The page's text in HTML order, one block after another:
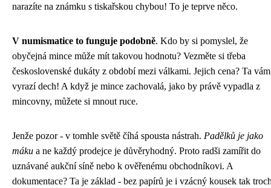
narazíte na známku s tiskařskou chybou! To je teprve něco.
V numismatice to funguje podobně. Kdo by si pomyslel, že
obyčejná mince může mít takovou hodnotu? Vezměte si třeba
československé dukáty z období mezi válkami. Jejich cena? Ta vám
vyrazí dech! A když je mince zachovalá, jako by právě vypadla z
mincovny, můžete si mnout ruce.
Jenže pozor - v tomhle světě číhá spousta nástrah. Padělků je jako
máku a ne každý prodejce je důvěryhodný. Proto radši zamířit do
uznávané aukční síně nebo k ověřenému obchodníkovi. A
dokumentace? Ta je základ - bez papírů je i vzácný kousek tak